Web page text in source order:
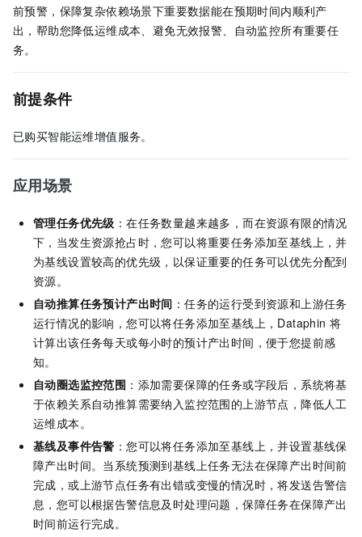
前预警，保障复杂依赖场景下重要数据能在预期时间内顺利产
出，帮助您降低运维成本、避免无效报警、自动监控所有重要任
务。
前提条件
已购买智能运维增值服务。
应用场景
管理任务优先级 ：在任务数量越来越多，而在资源有限的情况
下，当发生资源抢占时，您可以将重要任务添加至基线上，并
为基线设置较高的优先级，以保证重要的任务可以优先分配到
资源。
自动推算任务预计产出时间 ：任务的运行受到资源和上游任务
运行情况的影响，您可以将任务添加至基线上，Dataphin 将
计算出该任务每天或每小时的预计产出时间，便于您提前感
知。
自动圈选监控范围 ： 添加需要保障的任务或字段后，系统将基
于依赖关系自动推算需要纳入监控范围的上游节点，降低人工
运维成本。
基线及事件告警 ：您可以将任务添加至基线上，并设置基线保
障产出时间。当系统预测到基线上任务无法在保障产出时间前
完成，或上游节点任务有出错或变慢的情况时，将发送告警信
息，您可以根据告警信息及时处理问题，保障任务在保障产出
时间前运行完成。